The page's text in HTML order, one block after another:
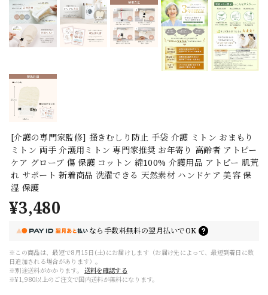
[介護の専門家監修] 掻きむしり防止 手袋 介護 ミトン おまもり
ミトン 両手 介護用ミトン 専門家推奨 お年寄り 高齢者 アトピー
ケア グローブ 傷 保護 コットン 綿100% 介護用品 アトピー 肌荒
れ サポート 新着商品 洗濯できる 天然素材 ハンドケア 美容 保
湿 保護
¥3,480
なら手数料無料の翌月払いでOK
※この商品は、最短で8月15日(土)にお届けします（お届け先によって、最短到着日に数
日追加される場合があります）。
※別途送料がかかります。
送料を確認する
※¥1,980以上のご注文で国内送料が無料になります。